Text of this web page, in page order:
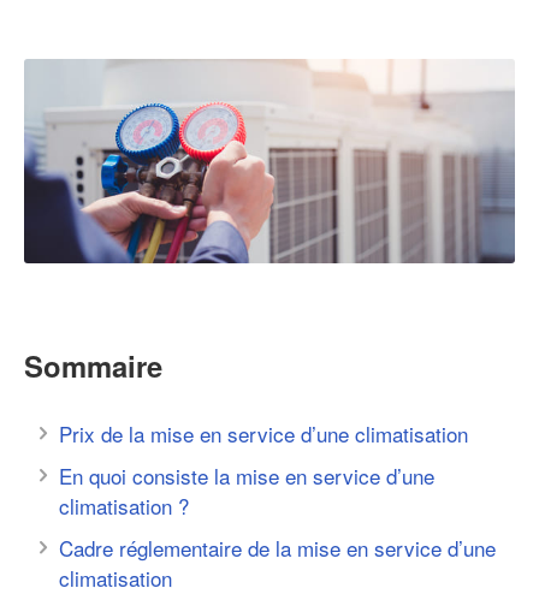
Sommaire
Prix de la mise en service d’une climatisation
En quoi consiste la mise en service d’une
climatisation ?
Cadre réglementaire de la mise en service d’une
climatisation